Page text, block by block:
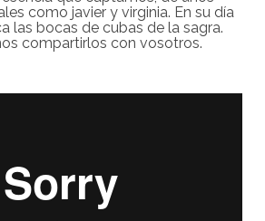
como javier y virginia. En su día
las bocas de cubas de la sagra.
compartirlos con vosotros.